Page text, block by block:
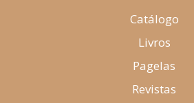
Catálogo
Livros
Pagelas
Revistas